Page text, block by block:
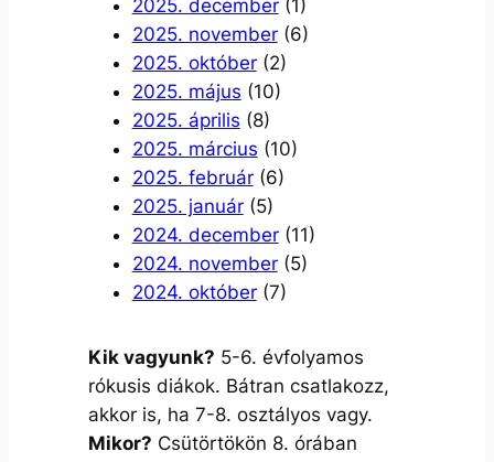
2025. december(1)
2025. november(6)
2025. október(2)
2025. május (10)
2025. április (8)
2025. március (10)
2025. február(6)
2025. január(5)
2024. december(11)
2024. november(5)
2024. október(7)
Kik vagyunk? 5-6. évfolyamos
rókusis diákok. Bátran csatlakozz,
akkor is, ha 7-8. osztályos vagy.
Mikor? Csütörtökön 8. órában